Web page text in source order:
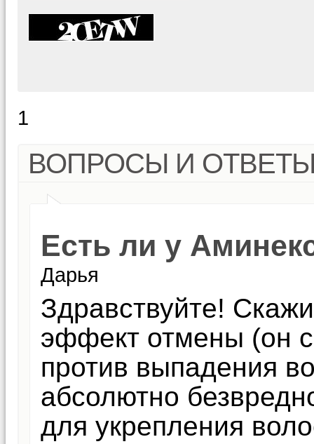
1
ВОПРОСЫ И
Есть ли у
Дарья
Здравствуйте!
эффект отмены (он
против выпадения
абсолютно
для укрепления